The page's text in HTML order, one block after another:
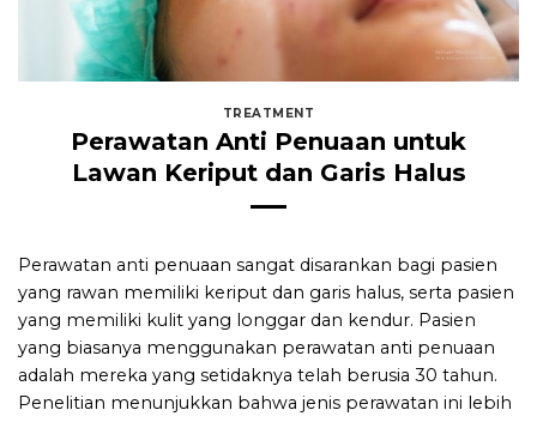
TREATMENT
Perawatan Anti Penuaan untuk
Lawan Keriput dan Garis Halus
Perawatan anti penuaan sangat disarankan bagi pasien
yang rawan memiliki keriput dan garis halus, serta pasien
yang memiliki kulit yang longgar dan kendur. Pasien
yang biasanya menggunakan perawatan anti penuaan
adalah mereka yang setidaknya telah berusia 30 tahun.
Penelitian menunjukkan bahwa jenis perawatan ini lebih